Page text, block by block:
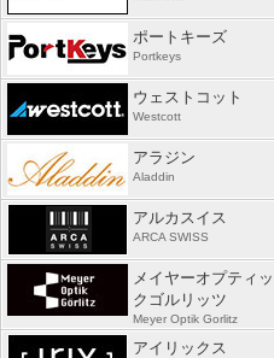
ポートキーズ
Portkeys
ウェストコット
Westcott
アラジン
Aladdin
アルカスイス
ARCA SWISS
メイヤーオプティッ
クゴルリッツ
Meyer Optik Gorlitz
アイリックス